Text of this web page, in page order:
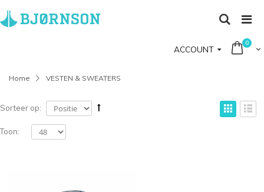
ACCOUNT
0
Home VESTEN & SWEATERS
Sorteer op:
Toon: